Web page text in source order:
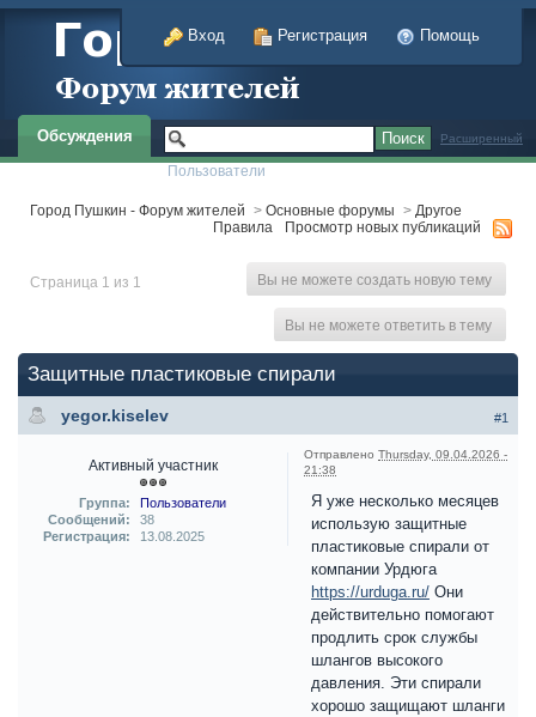
Вход Регистрация Помощь
Расширенный
Обсуждения
Пользователи
Город Пушкин - Форум жителей > Основные форумы > Другое
Правила
Просмотр новых публикаций
Страница 1 из 1 Вы не можете создать новую тему
Вы не можете ответить в тему
Защитные пластиковые спирали
#1
yegor.kiselev
Активный участник
Группа:
Пользователи
Сообщений:
38
Регистрация:
13.08.2025
Отправлено Thursday, 09.04.2026 -
21:38
Я уже несколько месяцев
использую защитные
пластиковые спирали от
компании Урдюга
https://urduga.ru/ Они
действительно помогают
продлить срок службы
шлангов высокого
давления. Эти спирали
хорошо защищают шланги